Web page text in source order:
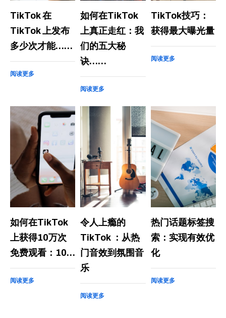
TikTok 在
TikTok 上发布
多少次才能……
阅读更多
如何在TikTok
上真正走红：我
们的五大秘
诀……
阅读更多
TikTok技巧：
获得最大曝光量
阅读更多
如何在TikTok
上获得10万次
免费观看：10…
阅读更多
令人上瘾的
TikTok ：从热
门音效到氛围音
乐
阅读更多
热门话题标签搜
索：实现有效优
化
阅读更多